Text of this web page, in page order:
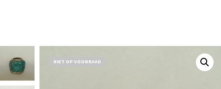
NIET OP VOORRAAD